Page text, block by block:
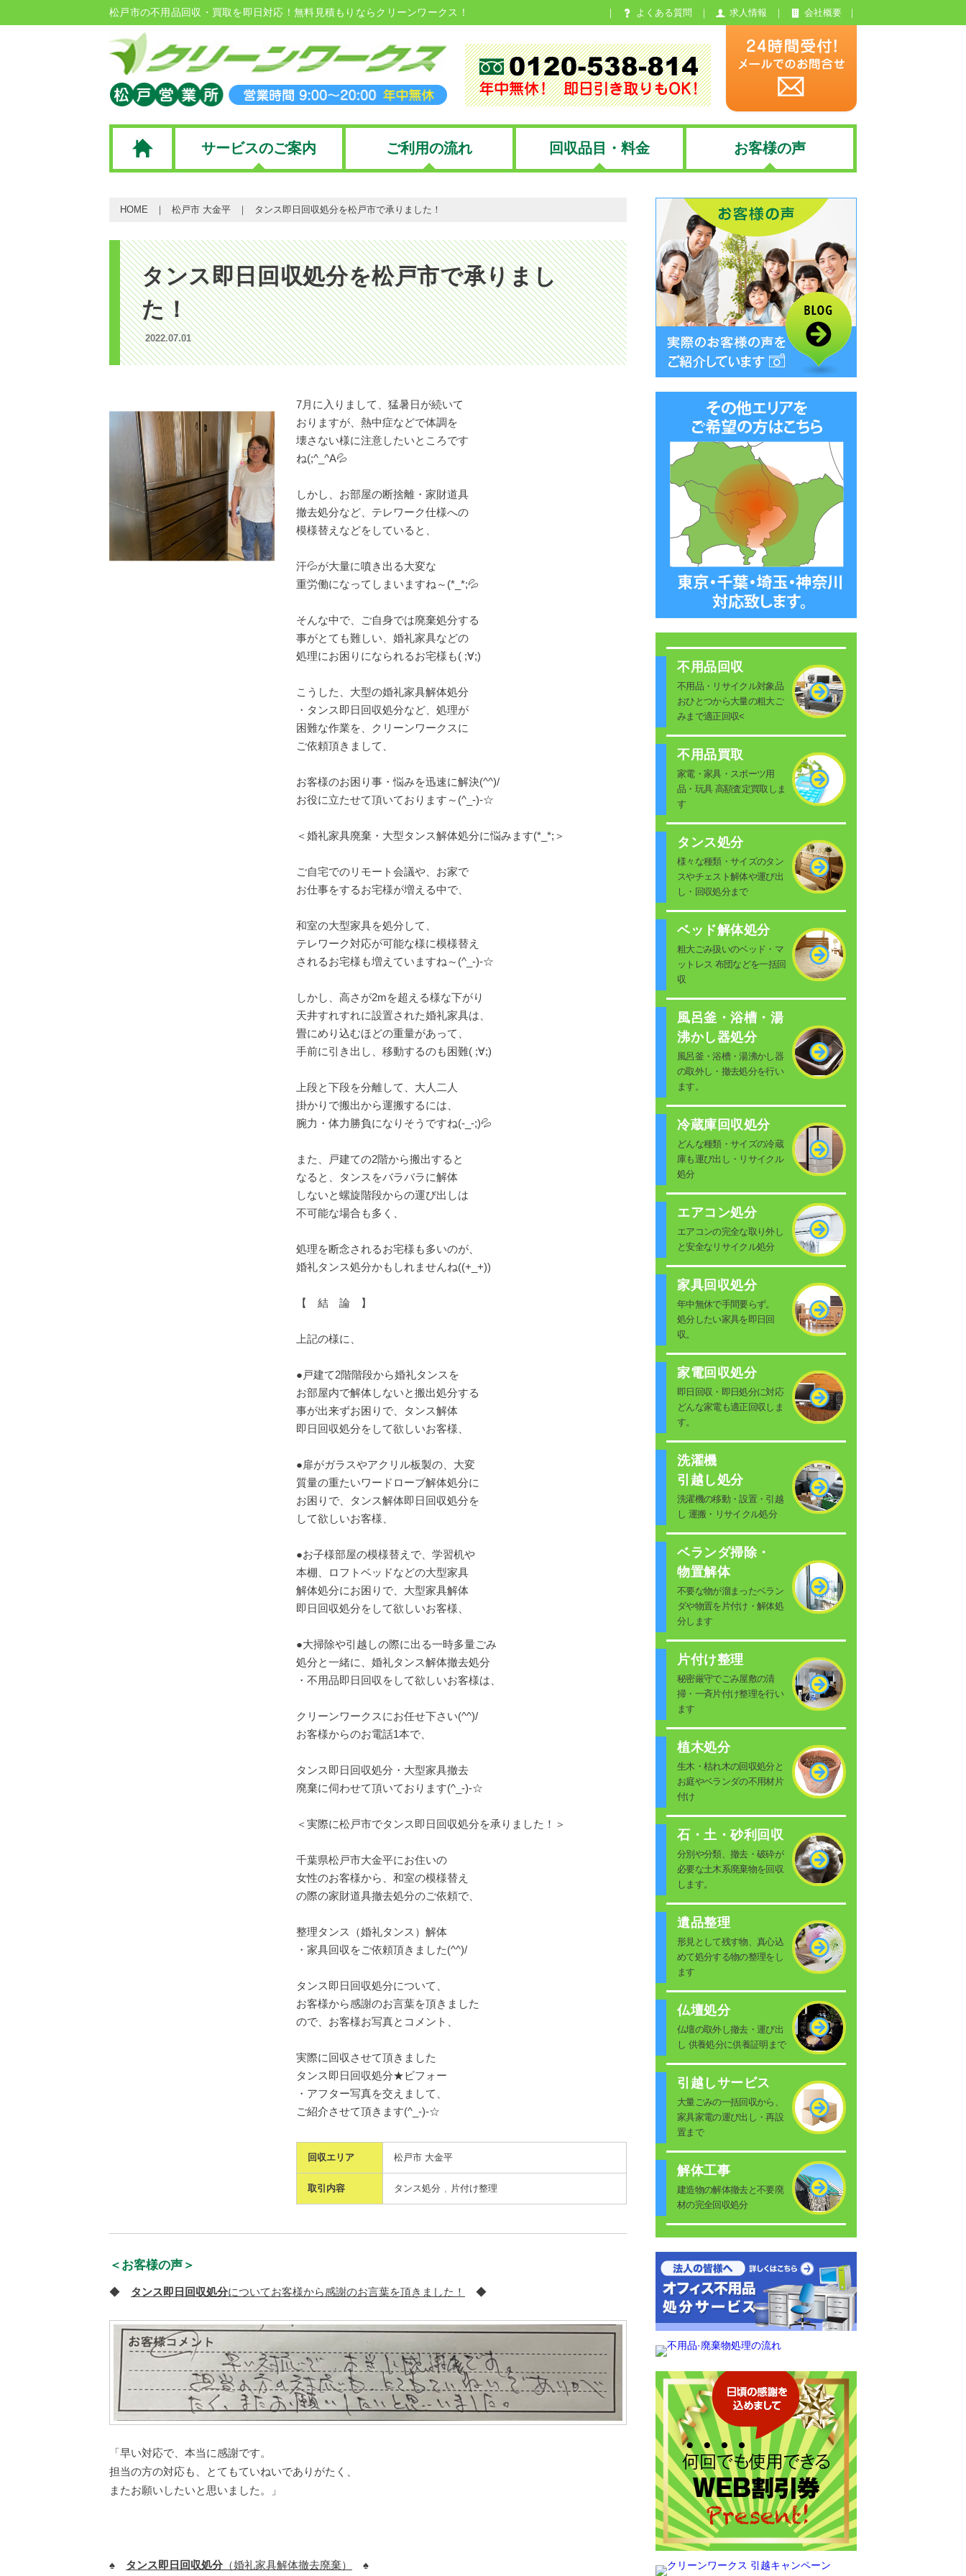
松戸市の不用品回収・買取を即日対応！無料見積もりならクリーンワークス！ よくある質問 求人情報 会社概要
サービスのご案内 ご利用の流れ 回収品目・料金 お客様の声
HOME 松戸市 大金平 タンス即日回収処分を松戸市で承りました！
タンス即日回収処分を松戸市で承りまし
た！
2022.07.01
7月に入りまして、猛暑日が続いて
おりますが、熱中症などで体調を
壊さない様に注意したいところです
ね(;^_^A💦
しかし、お部屋の断捨離・家財道具
撤去処分など、テレワーク仕様への
模様替えなどをしていると、
汗💦が大量に噴き出る大変な
重労働になってしまいますね～(*_*;💦
そんな中で、ご自身では廃棄処分する
事がとても難しい、婚礼家具などの
処理にお困りになられるお宅様も( ;∀;)
こうした、大型の婚礼家具解体処分
・タンス即日回収処分など、処理が
困難な作業を、クリーンワークスに
ご依頼頂きまして、
お客様のお困り事・悩みを迅速に解決(^^)/
お役に立たせて頂いております～(^_-)-☆
＜婚礼家具廃棄・大型タンス解体処分に悩みます(*_*;＞
ご自宅でのリモート会議や、お家で
お仕事をするお宅様が増える中で、
和室の大型家具を処分して、
テレワーク対応が可能な様に模様替え
されるお宅様も増えていますね～(^_-)-☆
しかし、高さが2mを超える様な下がり
天井すれすれに設置された婚礼家具は、
畳にめり込むほどの重量があって、
手前に引き出し、移動するのも困難( ;∀;)
上段と下段を分離して、大人二人
掛かりで搬出から運搬するには、
腕力・体力勝負になりそうですね(-_-;)💦
また、戸建ての2階から搬出すると
なると、タンスをバラバラに解体
しないと螺旋階段からの運び出しは
不可能な場合も多く、
処理を断念されるお宅様も多いのが、
婚礼タンス処分かもしれませんね((+_+))
【 結 論 】
上記の様に、
●戸建て2階階段から婚礼タンスを
お部屋内で解体しないと搬出処分する
事が出来ずお困りで、タンス解体
即日回収処分をして欲しいお客様、
●扉がガラスやアクリル板製の、大変
質量の重たいワードローブ解体処分に
お困りで、タンス解体即日回収処分を
して欲しいお客様、
●お子様部屋の模様替えで、学習机や
本棚、ロフトベッドなどの大型家具
解体処分にお困りで、大型家具解体
即日回収処分をして欲しいお客様、
●大掃除や引越しの際に出る一時多量ごみ
処分と一緒に、婚礼タンス解体撤去処分
・不用品即日回収をして欲しいお客様は、
クリーンワークスにお任せ下さい(^^)/
お客様からのお電話1本で、
タンス即日回収処分・大型家具撤去
廃棄に伺わせて頂いております(^_-)-☆
＜実際に松戸市でタンス即日回収処分を承りました！＞
千葉県松戸市大金平にお住いの
女性のお客様から、和室の模様替え
の際の家財道具撤去処分のご依頼で、
整理タンス（婚礼タンス）解体
・家具回収をご依頼頂きました(^^)/
タンス即日回収処分について、
お客様から感謝のお言葉を頂きました
ので、お客様お写真とコメント、
実際に回収させて頂きました
タンス即日回収処分★ビフォー
・アフター写真を交えまして、
ご紹介させて頂きます(^_-)-☆
回収エリア 松戸市 大金平
取引内容 タンス処分 片付け整理
＜お客様の声＞
◆ タンス即日回収処分についてお客様から感謝のお言葉を頂きました！ ◆
「早い対応で、本当に感謝です。
担当の方の対応も、とてもていねいでありがたく、
またお願いしたいと思いました。」
♠ タンス即日回収処分 （婚礼家具解体撤去廃棄） ♠
不用品回収
不用品・リサイクル対象品
おひとつから大量の粗大ご
みまで適正回収<
不用品買取
家電・家具・スポーツ用
品・玩具 高額査定買取しま
す
タンス処分
様々な種類・サイズのタン
スやチェスト解体や運び出
し・回収処分まで
ベッド解体処分
粗大ごみ扱いのベッド・マ
ットレス 布団などを一括回
収
風呂釜・浴槽・湯
沸かし器処分
風呂釜・浴槽・湯沸かし器
の取外し・撤去処分を行い
ます。
冷蔵庫回収処分
どんな種類・サイズの冷蔵
庫も運び出し・リサイクル
処分
エアコン処分
エアコンの完全な取り外し
と安全なリサイクル処分
家具回収処分
年中無休で手間要らず。
処分したい家具を即日回
収。
家電回収処分
即日回収・即日処分に対応
どんな家電も適正回収しま
す。
洗濯機
引越し処分
洗濯機の移動・設置・引越
し 運搬・リサイクル処分
ベランダ掃除・
物置解体
不要な物が溜まったベラン
ダや物置を片付け・解体処
分します
片付け整理
秘密厳守でごみ屋敷の清
掃・一斉片付け整理を行い
ます
植木処分
生木・枯れ木の回収処分と
お庭やベランダの不用材片
付け
石・土・砂利回収
分別や分類、撤去・破砕が
必要な土木系廃棄物を回収
します。
遺品整理
形見として残す物、真心込
めて処分する物の整理をし
ます
仏壇処分
仏壇の取外し撤去・運び出
し 供養処分に供養証明まで
引越しサービス
大量ごみの一括回収から、
家具家電の運び出し・再設
置まで
解体工事
建造物の解体撤去と不要廃
材の完全回収処分